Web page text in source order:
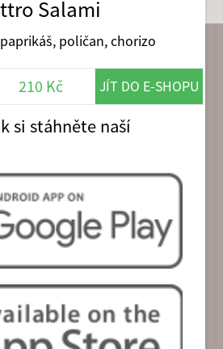
Salami
poličan, chorizo
210 Kč JÍT DO E-SHOPU
si stáhněte naší